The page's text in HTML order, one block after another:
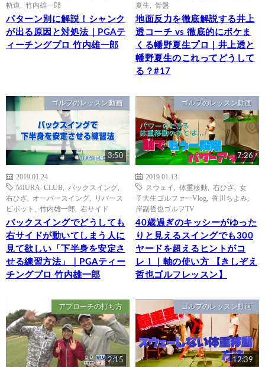
軌道
竹内雄一郎
パターン別に解説！シャンク
が出る原因と対処法｜PGAテ
ィーチングプロ 竹内雄一郎
夏生
骨盤
地面反力を徹底解説する井上
透コーチ vs 徹底的にボケま
くる幡野夏生プロ｜井上透と
幡野夏生のこれってどうして
る？#17
ゴルフのレッスン動画
3:50
2019.01.24
MIURA CLUB
バックスイング
右ひざ
オーバースイング
リバース
ピボット
竹内雄一郎 右サイド
バックスイングでどうしても
右サイドが動いてしまう人に
見て欲しい「下半身を安定さ
せる練習方法」｜PGAティー
チングプロ 竹内雄一郎
ゴルフのレッスン動画
7:26
2019.01.13
スウェイ
体重移動 右ひざ
女
子大生ゴルファーVlog
香川ちよみ
岸副哲也ゴルフTV
40歳過ぎのキッシーがゆった
りと見えるスイングでも300
ヤードを超えるヒントがコ
レ！｜軸の使い方 【きしぞえ
哲也ゴルフレッスン】
アプローチの打ち方
2:15
ゴルフのレッスン動画
12:39